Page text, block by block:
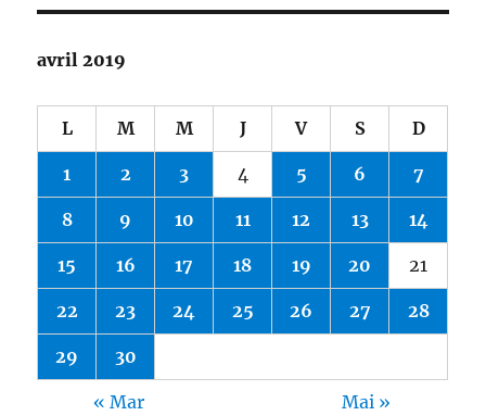
avril 2019
L M M J V S D
1 2 3 4 5 6 7
8 9 10 11 12 13 14
15 16 17 18 19 20 21
22 23 24 25 26 27 28
29 30
« Mar Mai »